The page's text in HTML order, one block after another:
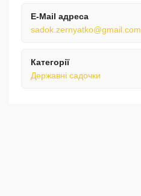
E-Mail адреса
sadok.zernyatko@gmail.com
Категорії
Державні садочки